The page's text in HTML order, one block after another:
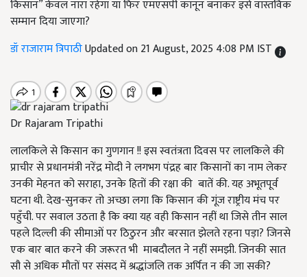
किसान” केवल नारा रहेगा या फिर एमएसपी कानून बनाकर इसे वास्तविक
सम्मान दिया जाएगा?
डॉ राजाराम त्रिपाठीUpdated on 21 August, 2025 4:08 PM IST
Dr Rajaram Tripathi
लालकिले से किसान का गुणगान !! इस स्वतंत्रता दिवस पर लालकिले की
प्राचीर से प्रधानमंत्री नरेंद्र मोदी ने लगभग पंद्रह बार किसानों का नाम लेकर
उनकी मेहनत को सराहा, उनके हितों की रक्षा की बातें की. यह अभूतपूर्व
घटना थी. देख-सुनकर तो अच्छा लगा कि किसान की गूंज राष्ट्रीय मंच पर
पहुँची. पर सवाल उठता है कि क्या यह वही किसान नहीं था जिसे तीन साल
पहले दिल्ली की सीमाओं पर ठिठुरन और बरसात झेलते रहना पड़ा? जिनसे
एक बार बात करने की जरूरत भी माबदौलत ने नहीं समझी. जिनकी सात
सौ से अधिक मौतों पर संसद में श्रद्धांजलि तक अर्पित न की जा सकी?